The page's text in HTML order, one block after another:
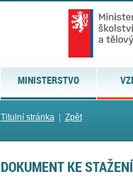
MINISTERSTVO
Titulní stránka| Zpět
DOKUMENT KE STAŽENÍ